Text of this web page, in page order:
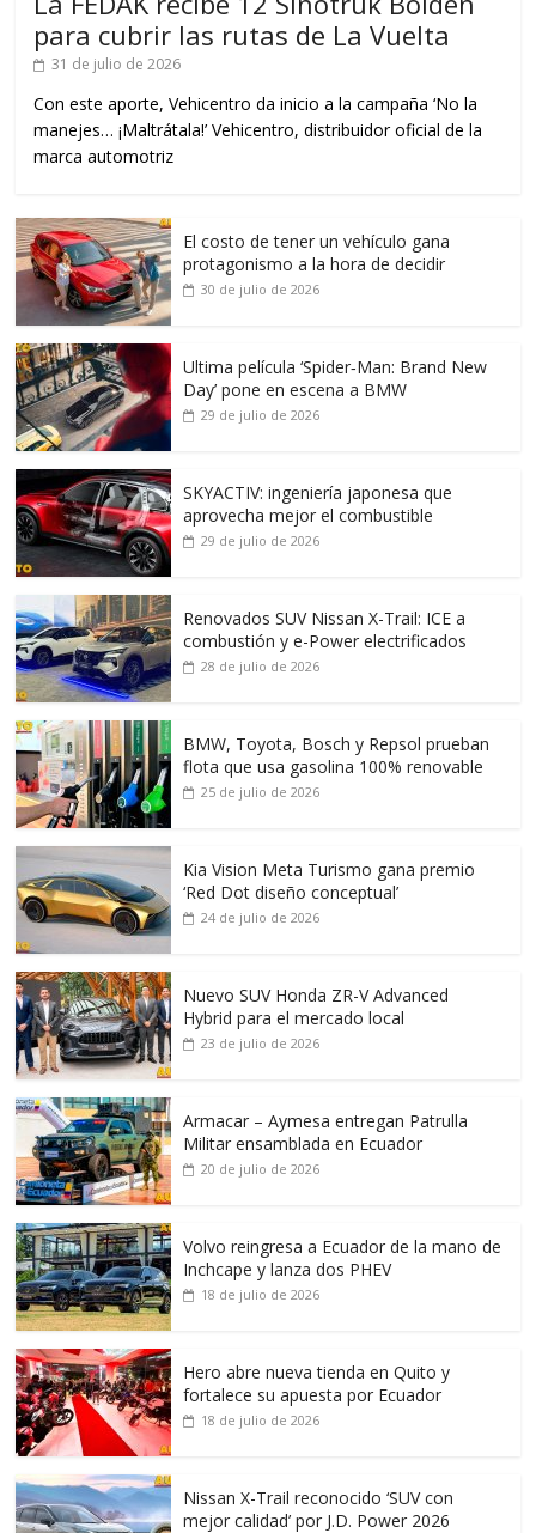
para cubrir las rutas de La Vuelta
31 de julio de 2026
Con este aporte, Vehicentro da inicio a la campaña ‘No la
manejes… ¡Maltrátala!’ Vehicentro, distribuidor oficial de la
marca automotriz
El costo de tener un vehículo gana
protagonismo a la hora de decidir
30 de julio de 2026
Ultima película ‘Spider‑Man: Brand New
Day’ pone en escena a BMW
29 de julio de 2026
SKYACTIV: ingeniería japonesa que
aprovecha mejor el combustible
29 de julio de 2026
Renovados SUV Nissan X-Trail: ICE a
combustión y e-Power electrificados
28 de julio de 2026
BMW, Toyota, Bosch y Repsol prueban
flota que usa gasolina 100% renovable
25 de julio de 2026
Kia Vision Meta Turismo gana premio
‘Red Dot diseño conceptual’
24 de julio de 2026
Nuevo SUV Honda ZR-V Advanced
Hybrid para el mercado local
23 de julio de 2026
Armacar – Aymesa entregan Patrulla
Militar ensamblada en Ecuador
20 de julio de 2026
Volvo reingresa a Ecuador de la mano de
Inchcape y lanza dos PHEV
18 de julio de 2026
Hero abre nueva tienda en Quito y
fortalece su apuesta por Ecuador
18 de julio de 2026
Nissan X-Trail reconocido ‘SUV con
mejor calidad’ por J.D. Power 2026